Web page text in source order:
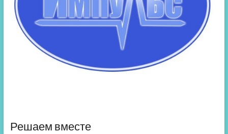
Решаем вместе